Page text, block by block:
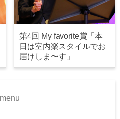
第4回 My favorite賞「本
日は室内楽スタイルでお
届けしま〜す」
menu